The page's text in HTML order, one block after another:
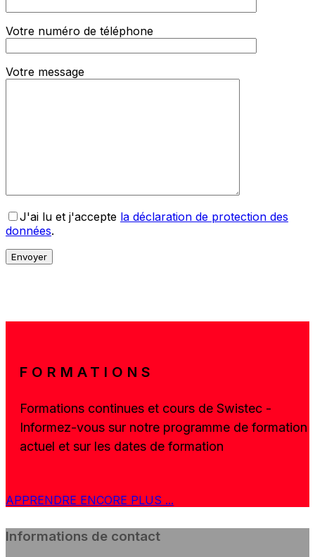
Votre numéro de téléphone
Votre message
J'ai lu et j'accepte la déclaration de protection des
données.
FORMATIONS
Formations continues et cours de Swistec -
Informez-vous sur notre programme de formation
actuel et sur les dates de formation
APPRENDRE ENCORE PLUS ...
Informations de contact